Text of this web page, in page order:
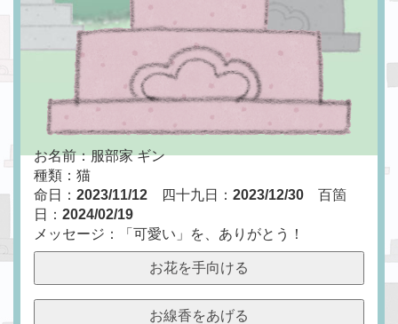
お名前：服部家 ギン
種類：猫
命日： 2023/11/12 四十九日： 2023/12/30 百箇
日： 2024/02/19
メッセージ：「可愛い」を、ありがとう！
お花を手向ける
お線香をあげる